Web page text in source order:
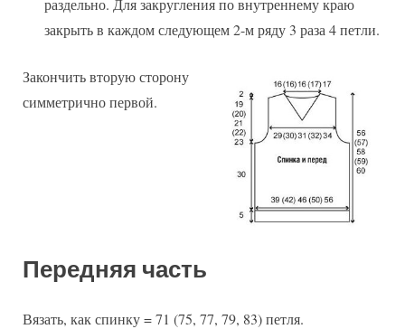
раздельно. Для закругления по внутреннему краю
закрыть в каждом следующем 2-м ряду 3 раза 4 петли.
Закончить вторую сторону
симметрично первой.
Передняя часть
Вязать, как спинку = 71 (75, 77, 79, 83) петля.